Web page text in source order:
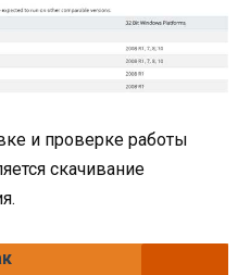
и проверке работы
скачивание